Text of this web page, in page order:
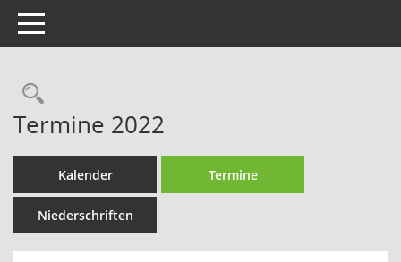
Toggle navigation
Rechercheauswahl
Termine 2022
Kalender Termine
Niederschriften